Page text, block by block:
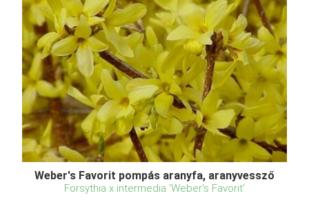
Weber's Favorit pompás aranyfa, aranyvessző
Forsythia x intermedia 'Weber's Favorit'